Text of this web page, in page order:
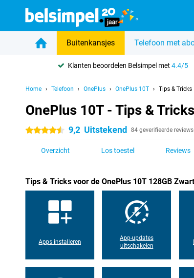
Buitenkansjes Telefoon met
Klanten beoordelen Belsimpel met4.4/5
Home Telefoon OnePlus OnePlus 10T Tips & Tricks
OnePlus 10T - Tips & Tricks
4.5 sterren 9,2 Uitstekend 84 geverifieerde reviews
Overzicht Los toestel Reviews
Tips & Tricks voor de OnePlus 10T 128GB Zwart
Apps installeren
App-updates
uitschakelen